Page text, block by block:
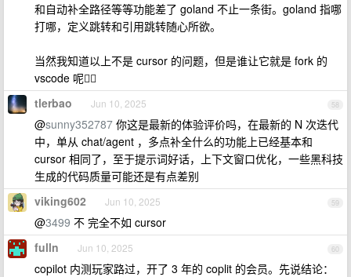
和自动补全路径等等功能差了 goland 不止一条街。goland 指哪
打哪，定义跳转和引用跳转随心所欲。
当然我知道以上不是 cursor 的问题，但是谁让它就是 fork 的
vscode 呢🤷‍♀️
58
tlerbao Jun 10, 2025
@sunny352787 你这是最新的体验评价吗，在最新的 N 次迭代
中，单从 chat/agent ，多点补全什么的功能上已经基本和
cursor 相同了，至于提示词好话，上下文窗口优化，一些黑科技
生成的代码质量可能还是有点差别
59
viking602 Jun 10, 2025
@3499 不 完全不如 cursor
60
fulln Jun 10, 2025
copilot 内测玩家路过，开了 3 年的 coplit 的会员。先说结论：